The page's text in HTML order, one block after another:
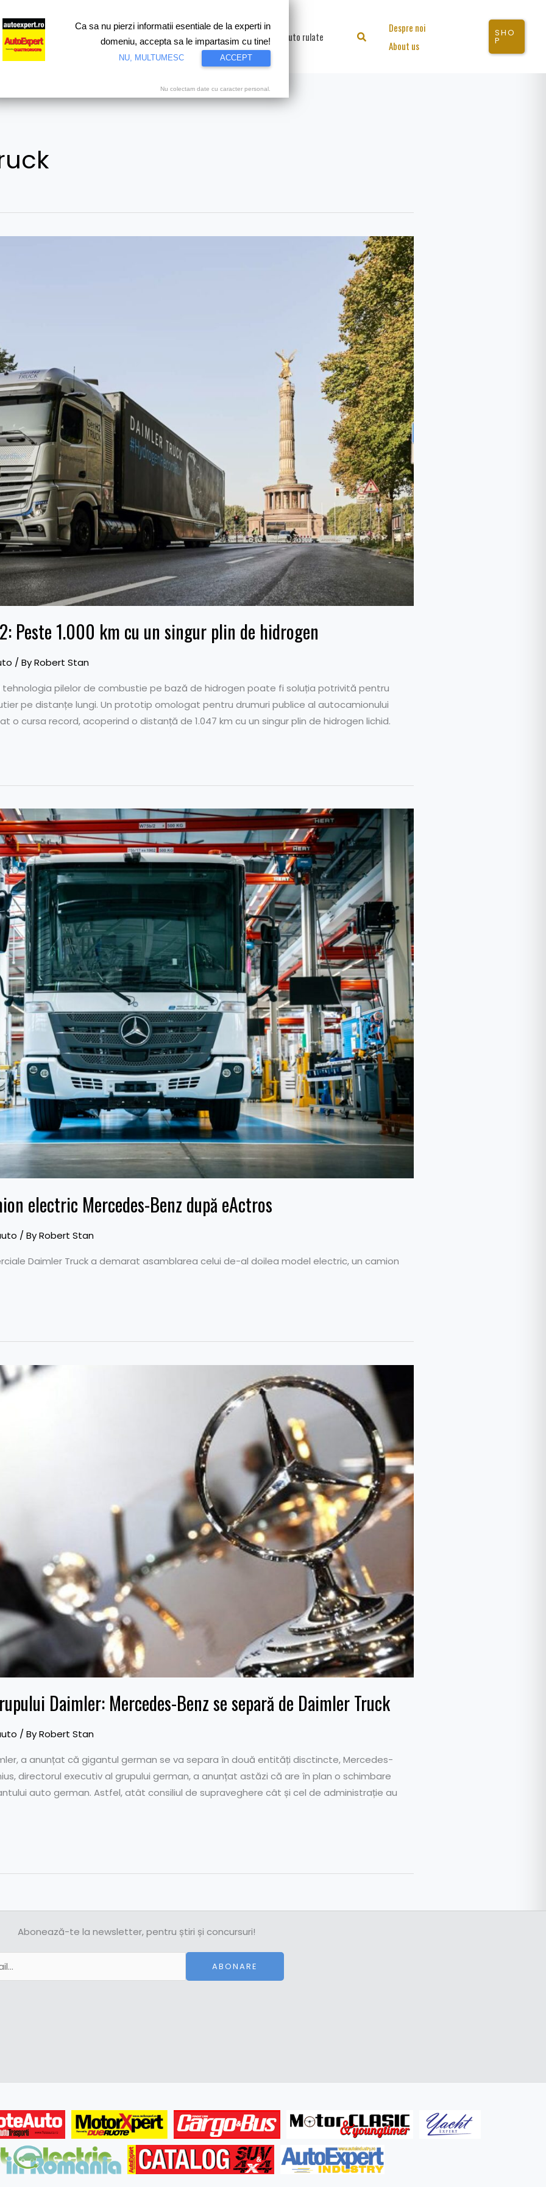
Test drive Motorsport Proiecte speciale Video Auto rulate Search
Despre noi
About us
SHO
P
Peste 1.000 km cu un singur plin de hidrogen
/ ByRobert Stan
pilelor de combustie pe bază de hidrogen poate fi soluția potrivită pentru
pe distanțe lungi. Un prototip omologat pentru drumuri publice al autocamionului
o cursa record, acoperind o distanță de 1.047 km cu un singur plin de hidrogen lichid.
electric Mercedes-Benz după eActros
/ ByRobert Stan
Daimler Truck a demarat asamblarea celui de-al doilea model electric, un camion
Daimler: Mercedes-Benz se separă de Daimler Truck
/ ByRobert Stan
a anunțat că gigantul german se va separa în două entități disctincte, Mercedes-
directorul executiv al grupului german, a anunțat astăzi că are în plan o schimbare
auto german. Astfel, atât consiliul de supraveghere cât și cel de administrație au
Abonează-te la newsletter, pentru știri și concursuri!
ABONARE
Ca sa nu pierzi informatii esentiale de la experti in
domeniu, accepta sa le impartasim cu tine!
NU, MULTUMESC ACCEPT
Nu colectam date cu caracter personal.